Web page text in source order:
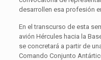
desarrollen esa profesión
En el transcurso de esta
avión Hércules hacia la
se concretará a partir de
Comando Conjunto